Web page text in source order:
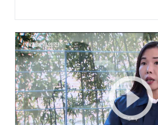
play_circle_outline